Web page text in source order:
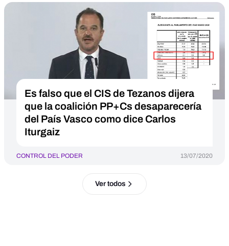
Es falso que el CIS de Tezanos dijera
que la coalición PP+Cs desaparecería
del País Vasco como dice Carlos
Iturgaiz
CONTROL DEL PODER 13/07/2020
Ver todos